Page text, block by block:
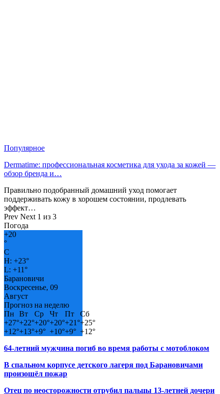
Популярное
Dermatime: профессиональная косметика для ухода за кожей —
обзор бренда и…
Правильно подобранный домашний уход помогает
поддерживать кожу в хорошем состоянии, продлевать
эффект…
Prev Next 1 из 3
Погода
+20
°
C
H: +23°
L: +11°
Барановичи
Воскресенье, 09
Август
Прогноз на неделю
Пн
Вт Ср Чт Пт
Сб
+27°+22°+20°+20°+21°+25°
+12°+13°+9° +10°+9° +12°
64-летний мужчина погиб во время работы с мотоблоком
В спальном корпусе детского лагеря под Барановичами
произошёл пожар
Отец по неосторожности отрубил пальцы 13-летней дочери